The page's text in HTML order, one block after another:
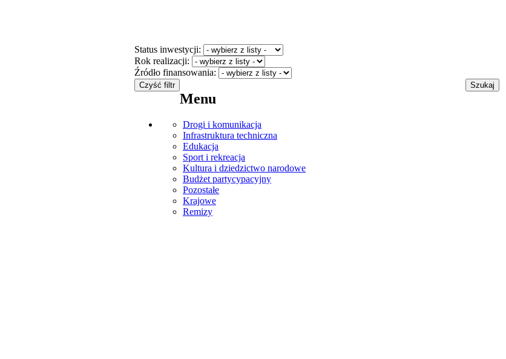
Status inwestycji:
Rok realizacji:
Źródło finansowania:
Menu
Drogi i komunikacja
Infrastruktura techniczna
Edukacja
Sport i rekreacja
Kultura i dziedzictwo narodowe
Budżet partycypacyjny
Pozostałe
Krajowe
Remizy